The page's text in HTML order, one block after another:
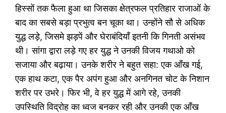
हिस्सों तक फैला हुआ था जिसका क्षेत्रफल प्रतिहार राजाओं के
बाद का सबसे बड़ा प्रभुत्व बन चूका था। उन्होंने सौ से अधिक
युद्ध लड़े, जिसमे झड़पें और घेराबंदियाँ इतनी कि गिनती असंभव
थी। सांगा द्वारा लड़े गए हर युद्ध ने उनकी विजय गथाओ को
सजाया और बढ़ाया। उनके शरीर ने बहुत सहा: एक आँख गई,
एक हाथ कटा, एक पैर अपंग हुआ और अनगिनत चोट के निशान
शरीर पर उभरे। फिर भी, वे हर युद्ध में आगे रहे, उनकी
उपस्थिति विद्रोह का ध्वज बनकर रही और उनकी एक आँख